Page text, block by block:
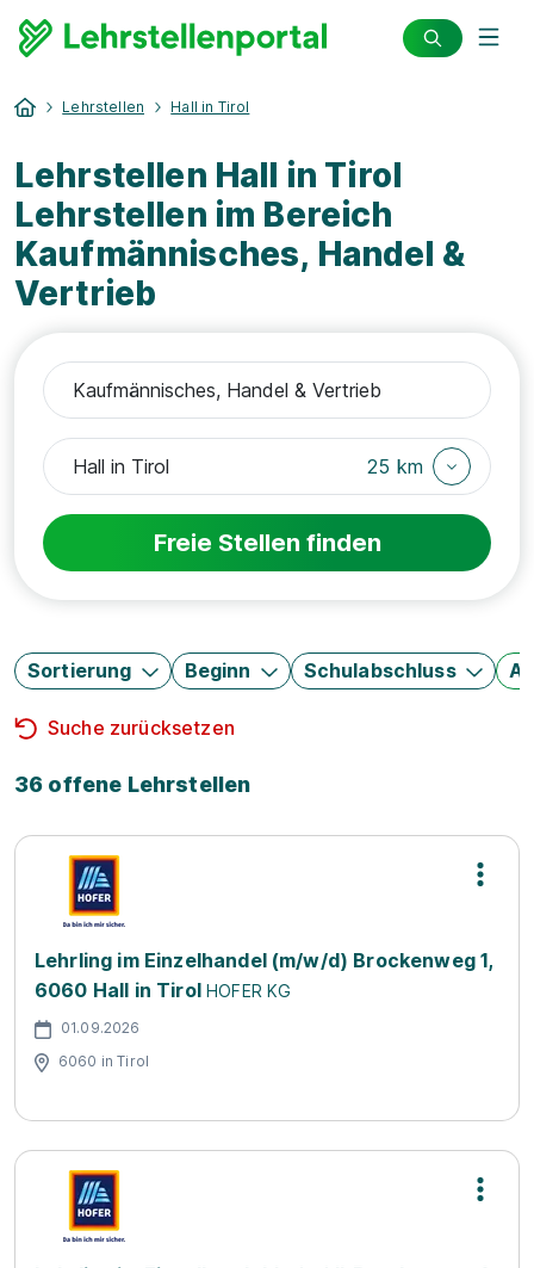
Lehrstellen Hall in Tirol
Lehrstellen Hall in Tirol
Lehrstellen im Bereich
Kaufmännisches, Handel &
Vertrieb
25 km
Freie Stellen finden
Sortierung Beginn Schulabschluss
Suche zurücksetzen
36 offene Lehrstellen
Lehrling im Einzelhandel (m/w/d) Brockenweg 1,
6060 Hall in Tirol HOFER KG
01.09.2026
6060 in Tirol